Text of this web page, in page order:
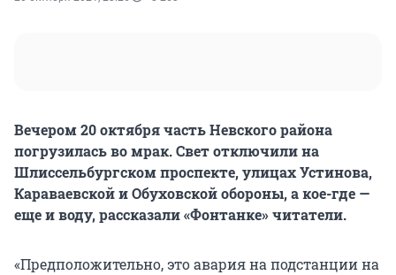
Вечером 20 октября часть Невского района
погрузилась во мрак. Свет отключили на
Шлиссельбургском проспекте, улицах Устинова,
Караваевской и Обуховской обороны, а кое-где —
еще и воду, рассказали «Фонтанке» читатели.
«Предположительно, это авария на подстанции на